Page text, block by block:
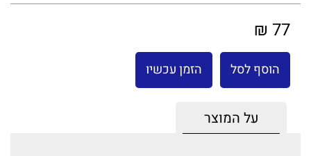
77 ₪
הוסף לסל הזמן עכשיו
על המוצר